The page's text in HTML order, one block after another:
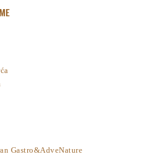
Gastro&AdveNature